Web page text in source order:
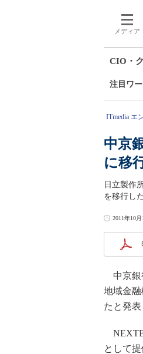
メディア
CIO・
注目ワ
ITmedia エ
中京
に移
日立製作
を移行した
2011年10
中京銀
地域金
たと発表
として